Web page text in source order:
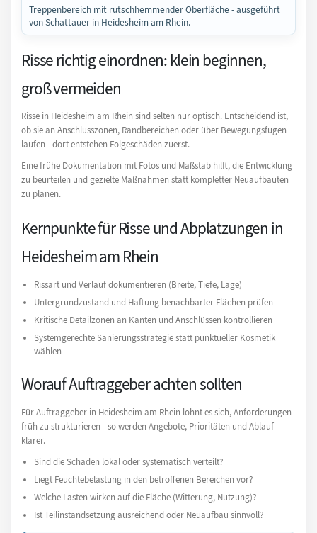
Treppenbereich mit rutschhemmender Oberfläche - ausgeführt
von Schattauer in Heidesheim am Rhein.
Risse richtig einordnen: klein beginnen,
groß vermeiden
Risse in Heidesheim am Rhein sind selten nur optisch. Entscheidend ist,
ob sie an Anschlusszonen, Randbereichen oder über Bewegungsfugen
laufen - dort entstehen Folgeschäden zuerst.
Eine frühe Dokumentation mit Fotos und Maßstab hilft, die Entwicklung
zu beurteilen und gezielte Maßnahmen statt kompletter Neuaufbauten
zu planen.
Kernpunkte für Risse und Abplatzungen in
Heidesheim am Rhein
Rissart und Verlauf dokumentieren (Breite, Tiefe, Lage)
Untergrundzustand und Haftung benachbarter Flächen prüfen
Kritische Detailzonen an Kanten und Anschlüssen kontrollieren
Systemgerechte Sanierungsstrategie statt punktueller Kosmetik
wählen
Worauf Auftraggeber achten sollten
Für Auftraggeber in Heidesheim am Rhein lohnt es sich, Anforderungen
früh zu strukturieren - so werden Angebote, Prioritäten und Ablauf
klarer.
Sind die Schäden lokal oder systematisch verteilt?
Liegt Feuchtebelastung in den betroffenen Bereichen vor?
Welche Lasten wirken auf die Fläche (Witterung, Nutzung)?
Ist Teilinstandsetzung ausreichend oder Neuaufbau sinnvoll?